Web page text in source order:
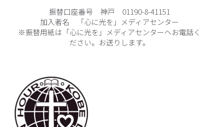
振替口座番号 神戸 01190-8-41151
加入者名 「心に光を」メディアセンター
※振替用紙は「心に光を」メディアセンターヘお電話く
ださい。お送りします。